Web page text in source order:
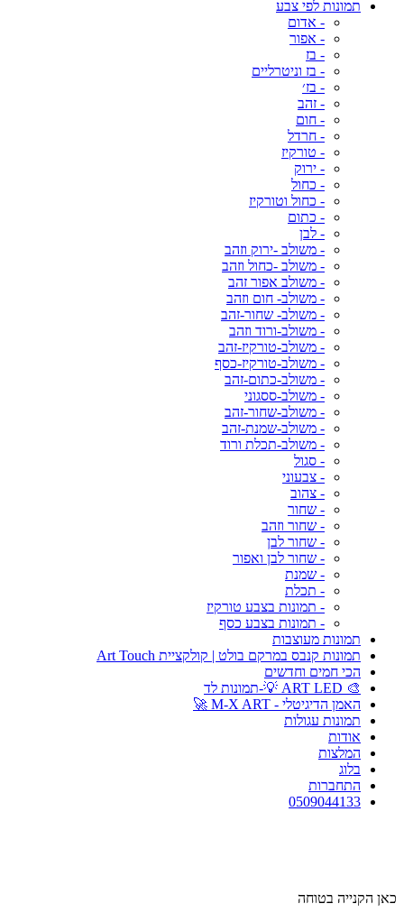
תמונות לפי צבע
- אדום
- אפור
- בז
- בז וניטרליים
- בז׳
- זהב
- חום
- חרדל
- טורקיז
- ירוק
- כחול
- כחול וטורקיז
- כתום
- לבן
- משולב -ירוק וזהב
- משולב -כחול וזהב
- משולב אפור זהב
- משולב- חום וזהב
- משולב- שחור-זהב
- משולב-ורוד וזהב
- משולב-טורקיז-זהב
- משולב-טורקיז-כסף
- משולב-כתום-זהב
- משולב-ססגוני
- משולב-שחור-זהב
- משולב-שמנת-זהב
- משולב-תכלת ורוד
- סגול
- צבעוני
- צהוב
- שחור
- שחור וזהב
- שחור לבן
- שחור לבן ואפור
- שמנת
- תכלת
- תמונות בצבע טורקיז
- תמונות בצבע כסף
תמונות מעוצבות
תמונות קנבס במרקם בולט | קולקציית Art Touch
הכי חמים וחדשים
🎨 ART LED 💡-תמונות לד
האמן הדיגיטלי - M-X ART 🚀
תמונות עגולות
אודות
המלצות
בלוג
התחברות
0509044133
כאן הקנייה בטוחה